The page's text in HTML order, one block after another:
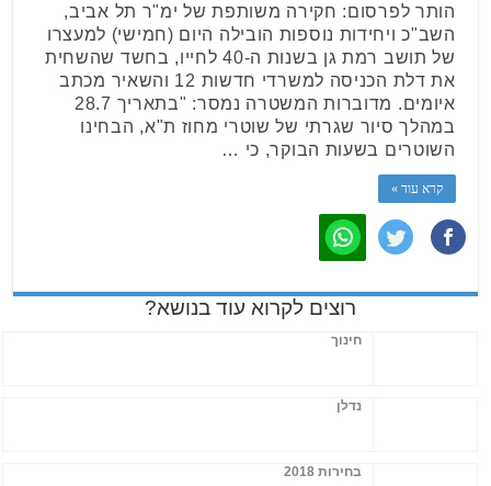
הותר לפרסום: חקירה משותפת של ימ"ר תל אביב,
השב"כ ויחידות נוספות הובילה היום (חמישי) למעצרו
של תושב רמת גן בשנות ה-40 לחייו, בחשד שהשחית
את דלת הכניסה למשרדי חדשות 12 והשאיר מכתב
איומים. מדוברות המשטרה נמסר: "בתאריך 28.7
במהלך סיור שגרתי של שוטרי מחוז ת"א, הבחינו
השוטרים בשעות הבוקר, כי …
קרא עוד »
רוצים לקרוא עוד בנושא?
חינוך
נדלן
בחירות 2018